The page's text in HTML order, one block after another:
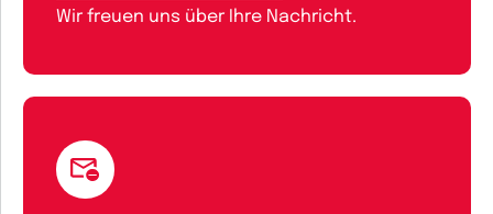
Wir freuen uns über Ihre Nachricht.